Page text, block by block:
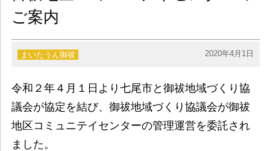
ご案内
まいたうん御祓 2020年4月1日
令和２年４月１日より七尾市と御祓地域づくり協
議会が協定を結び、御祓地域づくり協議会が御祓
地区コミュニテイセンターの管理運営を委託され
ました。